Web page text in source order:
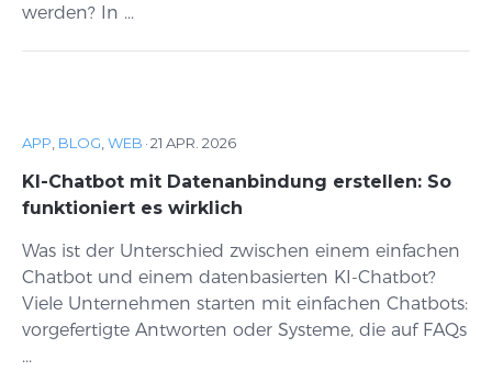
werden? In ...
APP BLOG WEB ·21 APR. 2026
KI-Chatbot mit Datenanbindung erstellen: So
funktioniert es wirklich
Was ist der Unterschied zwischen einem einfachen
Chatbot und einem datenbasierten KI-Chatbot?
Viele Unternehmen starten mit einfachen Chatbots:
vorgefertigte Antworten oder Systeme, die auf FAQs
...